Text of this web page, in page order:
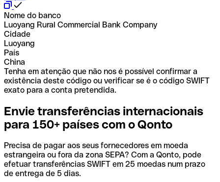
Nome do banco
Luoyang Rural Commercial Bank Company
Cidade
Luoyang
País
China
Tenha em atenção que não nos é possível confirmar a
existência deste código ou verificar se é o código SWIFT
exato para a conta pretendida.
Envie transferências internacionais
para 150+ países com o Qonto
Precisa de pagar aos seus fornecedores em moeda
estrangeira ou fora da zona SEPA? Com a Qonto, pode
efetuar transferências SWIFT em 25 moedas num prazo
de entrega de 5 dias.